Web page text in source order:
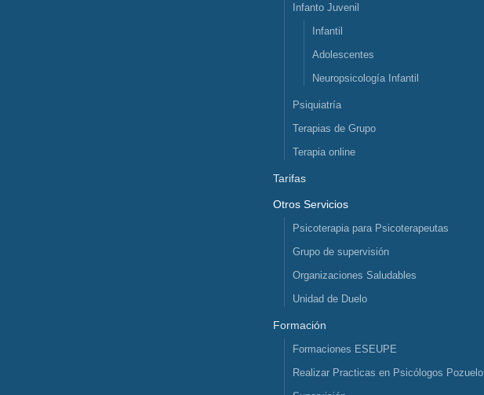
Infanto Juvenil
Infantil
Adolescentes
Neuropsicología Infantil
Psiquiatría
Terapias de Grupo
Terapia online
Tarifas
Otros Servicios
Psicoterapia para Psicoterapeutas
Grupo de supervisión
Organizaciones Saludables
Unidad de Duelo
Formación
Formaciones ESEUPE
Realizar Practicas en Psicólogos Pozuelo